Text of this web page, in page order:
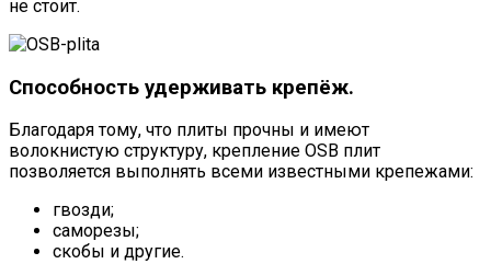
не стоит.
Способность удерживать крепёж.
Благодаря тому, что плиты прочны и имеют
волокнистую структуру, крепление OSB плит
позволяется выполнять всеми известными крепежами:
гвозди;
саморезы;
скобы и другие.